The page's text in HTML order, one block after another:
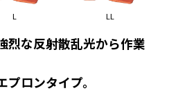
L LL
烈な反射散乱光から作業
ロンタイプ。